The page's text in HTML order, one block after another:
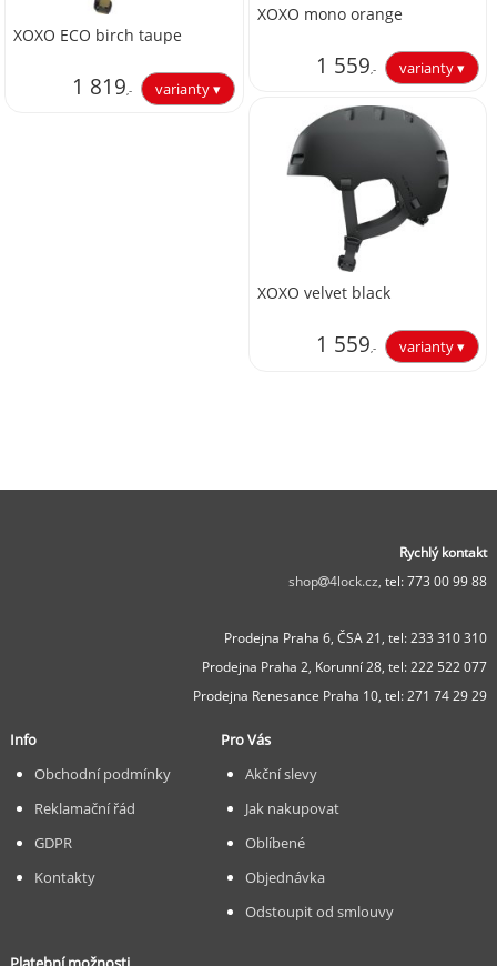
XOXO ECO birch taupe
1 819,-
XOXO mono orange
1 559,-
1 288,43
XOXO velvet black
1 559,-
Rychlý kontakt
shop
4lock.cz, tel: 773 00 99 88
Prodejna Praha 6, ČSA 21, tel: 233 310 310
Prodejna Praha 2, Korunní 28, tel: 222 522 077
Prodejna Renesance Praha 10, tel: 271 74 29 29
Info
Obchodní podmínky
Reklamační řád
GDPR
Kontakty
Pro Vás
Akční slevy
Jak nakupovat
Oblíbené
Objednávka
Odstoupit od smlouvy